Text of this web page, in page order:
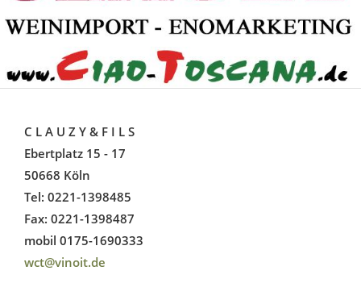
C L A U Z Y & F I L S
Ebertplatz 15 - 17
50668 Köln
Tel: 0221-1398485
Fax: 0221-1398487
mobil 0175-1690333
wct@vinoit.de